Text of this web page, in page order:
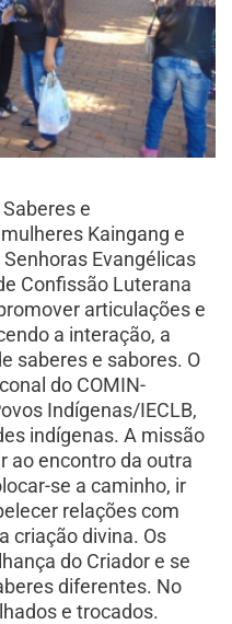
e
Kaingang e
Evangélicas
Confissão Luterana
articulações e
a interação, a
saberes e sabores. O
do COMIN-
Indígenas/IECLB,
indígenas. A missão
ao encontro da outra
se a caminho, ir
relações com
criação divina. Os
do Criador e se
diferentes. No
e trocados.